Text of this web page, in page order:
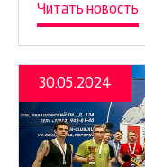
Читать новость
30.05.2024